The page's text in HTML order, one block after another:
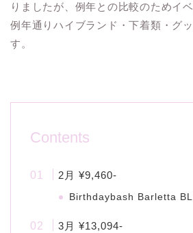
りましたが、例年との比較のためイ
例年通りハイブランド・下着類・グ
す。
Contents
2月 ¥9,460-
Birthdaybash Barletta
3月 ¥13,094-